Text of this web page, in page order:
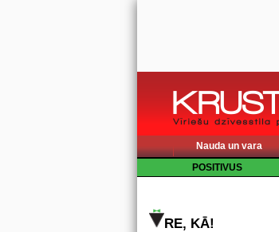
Nauda un vara
POSITIVUS
RE, KĀ!